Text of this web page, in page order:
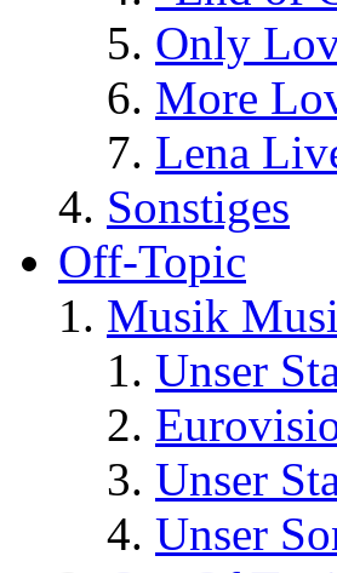
Only
More
Lena
Sonstiges
Off-Topic
Musik
Unser
Unser
Unser